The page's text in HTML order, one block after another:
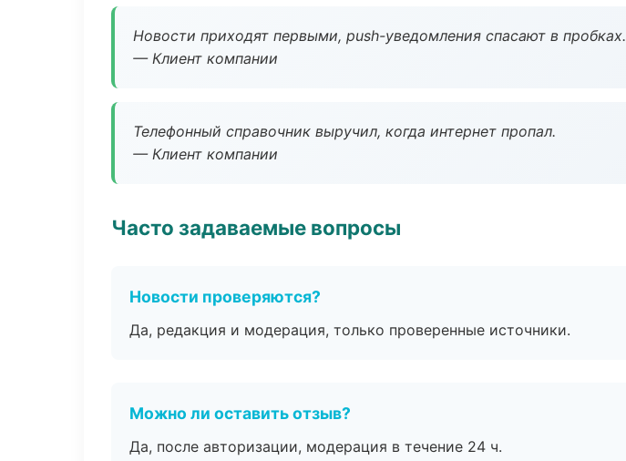
Новости приходят первыми, push-уведомления спасают в пробках.
— Клиент компании
Телефонный справочник выручил, когда интернет пропал.
— Клиент компании
Часто задаваемые вопросы
Новости проверяются?
Да, редакция и модерация, только проверенные источники.
Можно ли оставить отзыв?
Да, после авторизации, модерация в течение 24 ч.